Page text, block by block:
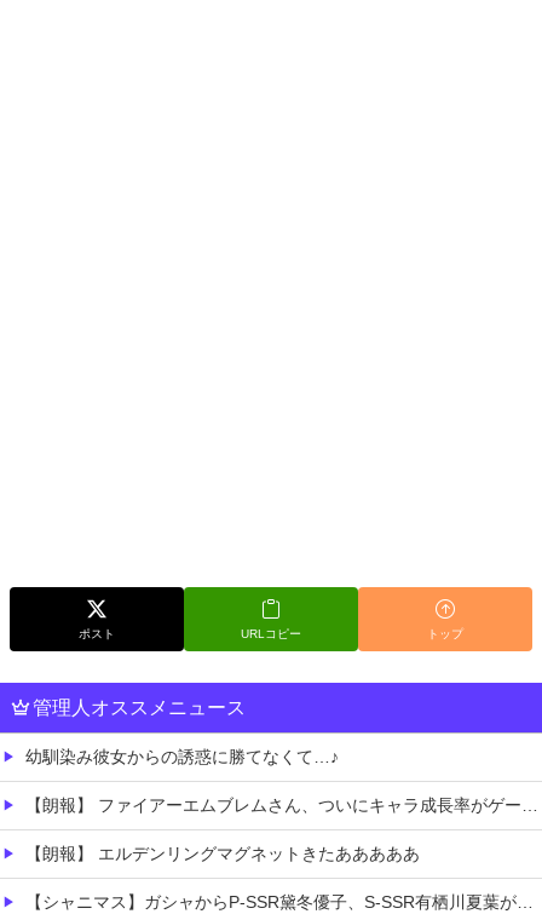
ポスト URLコピー トップ
管理人オススメニュース
幼馴染み彼女からの誘惑に勝てなくて…♪
【朗報】 ファイアーエムブレムさん、ついにキャラ成長率がゲーム内で見れるようになる
【朗報】 エルデンリングマグネットきたあああああ
【シャニマス】ガシャからP-SSR黛冬優子、S-SSR有栖川夏葉が登場！イベントS-SR福丸小糸！